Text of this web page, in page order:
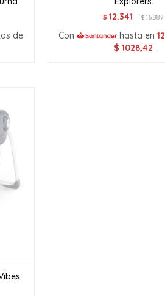
de
$ 12.341 $16.887
Con hasta en12
$ 1028,42